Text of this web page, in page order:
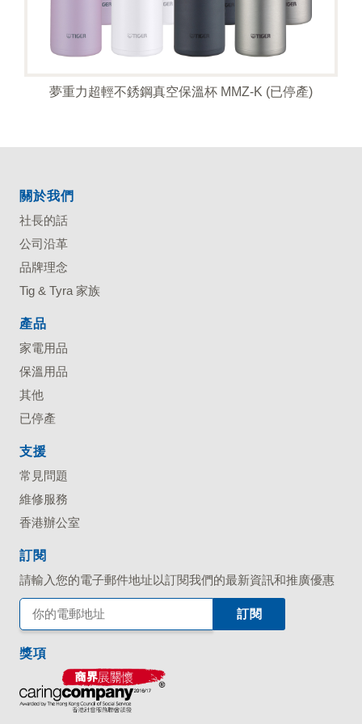
夢重力超輕不銹鋼真空保溫杯 MMZ-K (已停產)
關於我們
社長的話
公司沿革
品牌理念
Tig & Tyra 家族
產品
家電用品
保溫用品
其他
已停產
支援
常見問題
維修服務
香港辦公室
訂閱
請輸入您的電子郵件地址以訂閱我們的最新資訊和推廣優惠
獎項